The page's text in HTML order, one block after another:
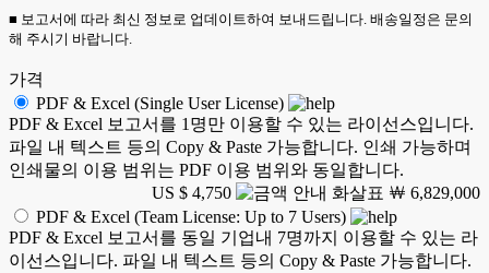
■ 보고서에 따라 최신 정보로 업데이트하여 보내드립니다. 배송일정은 문의
해 주시기 바랍니다.
가격
PDF & Excel (Single User License)
PDF & Excel 보고서를 1명만 이용할 수 있는 라이선스입니다.
파일 내 텍스트 등의 Copy & Paste 가능합니다. 인쇄 가능하며
인쇄물의 이용 범위는 PDF 이용 범위와 동일합니다.
US $ 4,750
￦ 6,829,000
PDF & Excel (Team License: Up to 7 Users)
PDF & Excel 보고서를 동일 기업내 7명까지 이용할 수 있는 라
이선스입니다. 파일 내 텍스트 등의 Copy & Paste 가능합니다.